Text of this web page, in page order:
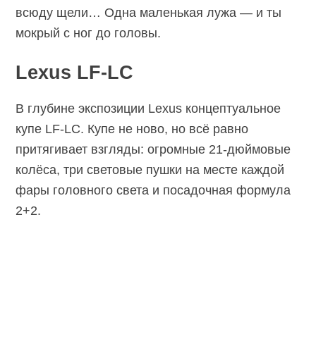
всюду щели… Одна маленькая лужа — и ты
мокрый с ног до головы.
Lexus LF-LC
В глубине экспозиции Lexus концептуальное
купе LF-LC. Купе не ново, но всё равно
притягивает взгляды: огромные 21-дюймовые
колёса, три световые пушки на месте каждой
фары головного света и посадочная формула
2+2.